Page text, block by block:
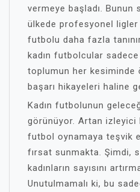
vermeye başladı. Bunun
ülkede profesyonel ligler
futbolu daha fazla
kadın futbolcular
toplumun her kesiminde
başarı hikayeleri haline
Kadın futbolunun
görünüyor. Artan izleyici
futbol oynamaya teşvik
fırsat sunmakta. Şimdi,
kadınların sayısını
Unutulmamalı ki, bu